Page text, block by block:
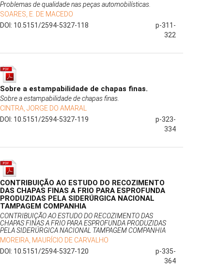
Problemas de qualidade nas peças automobilísticas.
SOARES, E. DE MACEDO
DOI: 10.5151/2594-5327-118
p-311-
322
Sobre a estampabilidade de chapas finas.
Sobre a estampabilidade de chapas finas.
CINTRA, JORGE DO AMARAL
DOI: 10.5151/2594-5327-119
p-323-
334
CONTRIBUIÇÃO AO ESTUDO DO RECOZIMENTO
DAS CHAPAS FINAS A FRIO PARA ESPROFUNDA
PRODUZIDAS PELA SIDERÚRGICA NACIONAL
TAMPAGEM COMPANHIA
CONTRIBUIÇÃO AO ESTUDO DO RECOZIMENTO DAS
CHAPAS FINAS A FRIO PARA ESPROFUNDA PRODUZIDAS
PELA SIDERÚRGICA NACIONAL TAMPAGEM COMPANHIA
MOREIRA, MAURÍCIO DE CARVALHO
DOI: 10.5151/2594-5327-120
p-335-
364